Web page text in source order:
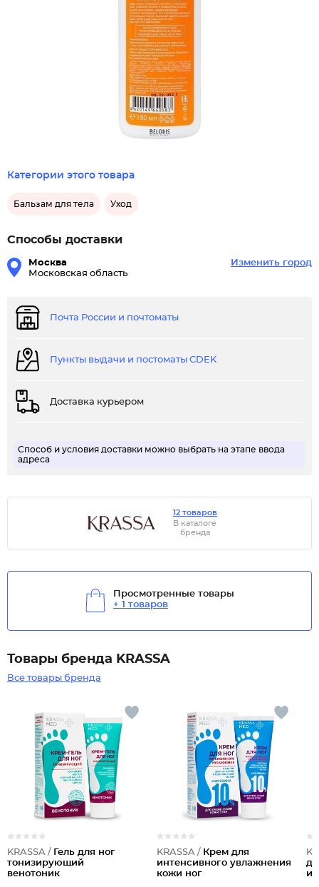
Категории этого товара
Бальзам для тела Уход
Способы доставки
Москва
Московская область
Изменить город
Почта России и почтоматы
Пункты выдачи и постоматы CDEK
Доставка курьером
Способ и условия доставки можно выбрать на этапе ввода
адреса
12 товаров
В каталоге
бренда
Просмотренные товары
+ 1 товаров
Товары бренда KRASSA
Все товары бренда
KRASSA / Гель для ног
тонизирующий
венотоник
KRASSA / Крем для
интенсивного увлажнения
кожи ног
и